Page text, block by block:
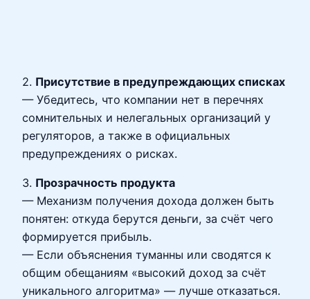
2. Присутствие в предупреждающих списках
— Убедитесь, что компании нет в перечнях
сомнительных и нелегальных организаций у
регуляторов, а также в официальных
предупреждениях о рисках.
3. Прозрачность продукта
— Механизм получения дохода должен быть
понятен: откуда берутся деньги, за счёт чего
формируется прибыль.
— Если объяснения туманны или сводятся к
общим обещаниям «высокий доход за счёт
уникального алгоритма» — лучше отказаться.